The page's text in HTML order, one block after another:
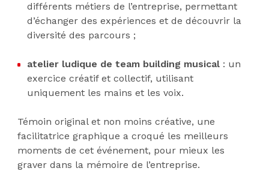
différents métiers de l’entreprise, permettant
d’échanger des expériences et de découvrir la
diversité des parcours ;
atelier ludique de team building musical: un
exercice créatif et collectif, utilisant
uniquement les mains et les voix.
Témoin original et non moins créative, une
facilitatrice graphique a croqué les meilleurs
moments de cet événement, pour mieux les
graver dans la mémoire de l’entreprise.